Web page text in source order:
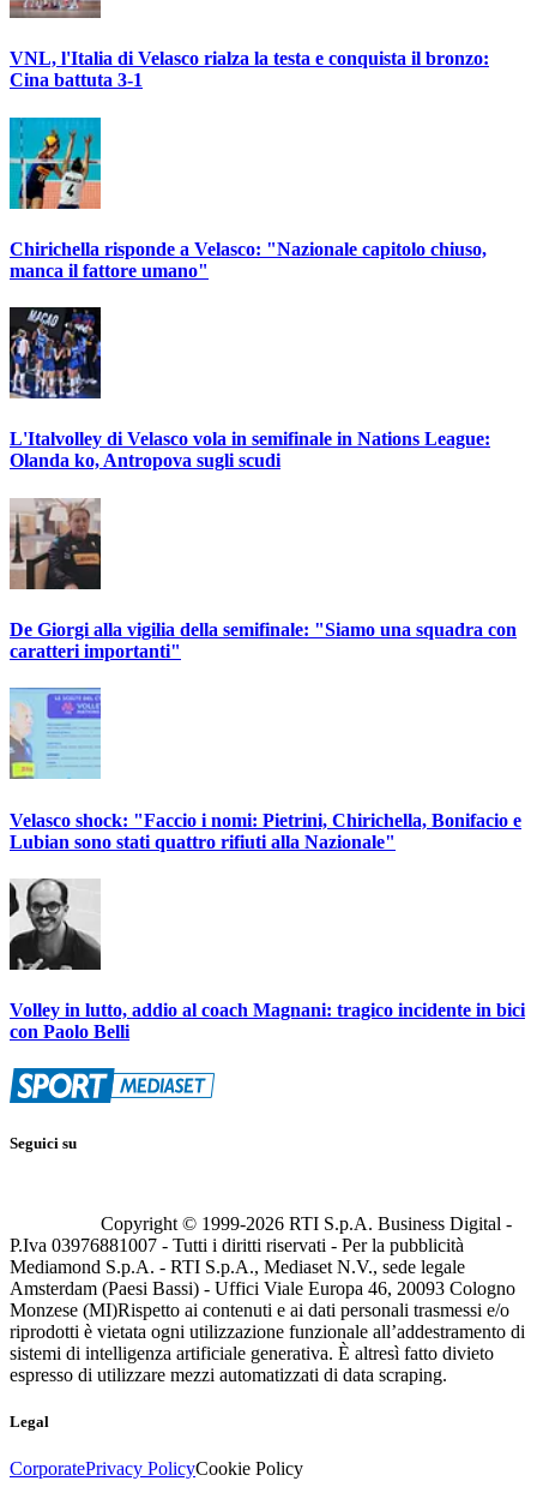
VNL, l'Italia di Velasco rialza la testa e conquista il bronzo:
Cina battuta 3-1
Chirichella risponde a Velasco: "Nazionale capitolo chiuso,
manca il fattore umano"
L'Italvolley di Velasco vola in semifinale in Nations League:
Olanda ko, Antropova sugli scudi
De Giorgi alla vigilia della semifinale: "Siamo una squadra con
caratteri importanti"
Velasco shock: "Faccio i nomi: Pietrini, Chirichella, Bonifacio e
Lubian sono stati quattro rifiuti alla Nazionale"
Volley in lutto, addio al coach Magnani: tragico incidente in bici
con Paolo Belli
Seguici su
Copyright © 1999-2026 RTI S.p.A. Business Digital -
P.Iva 03976881007 - Tutti i diritti riservati - Per la pubblicità
Mediamond S.p.A. - RTI S.p.A., Mediaset N.V., sede legale
Amsterdam (Paesi Bassi) - Uffici Viale Europa 46, 20093 Cologno
Monzese (MI)Rispetto ai contenuti e ai dati personali trasmessi e/o
riprodotti è vietata ogni utilizzazione funzionale all’addestramento di
sistemi di intelligenza artificiale generativa. È altresì fatto divieto
espresso di utilizzare mezzi automatizzati di data scraping.
Legal
CorporatePrivacy PolicyCookie Policy